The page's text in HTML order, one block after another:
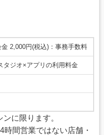
2,000円(税込)：事務手数料
タジオ×アプリの利用料金
に限ります。
間営業ではない店舗・